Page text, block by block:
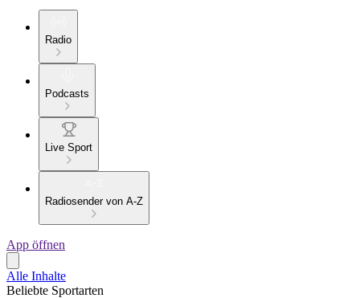
Radio
Podcasts
Live Sport
Radiosender von A-Z
App öffnen
Alle Inhalte
Beliebte Sportarten